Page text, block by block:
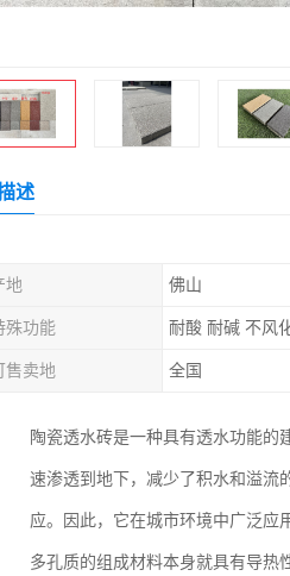
述
地 佛山
殊功能 耐酸 耐碱 不风
售卖地 全国
陶瓷透水砖是一种具有透水功能的
速渗透到地下，减少了积水和溢流
应。因此，它在城市环境中广泛应
多孔质的组成材料本身就具有导热